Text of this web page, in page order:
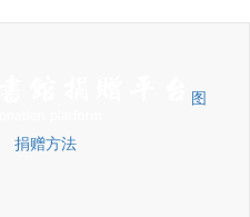
图
捐赠方法